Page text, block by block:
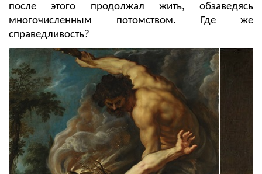
после этого продолжал жить, обзаведясь
многочисленным потомством. Где же
справедливость?